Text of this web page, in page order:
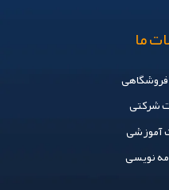
ما
شرکتی
آموزشی
نویسی